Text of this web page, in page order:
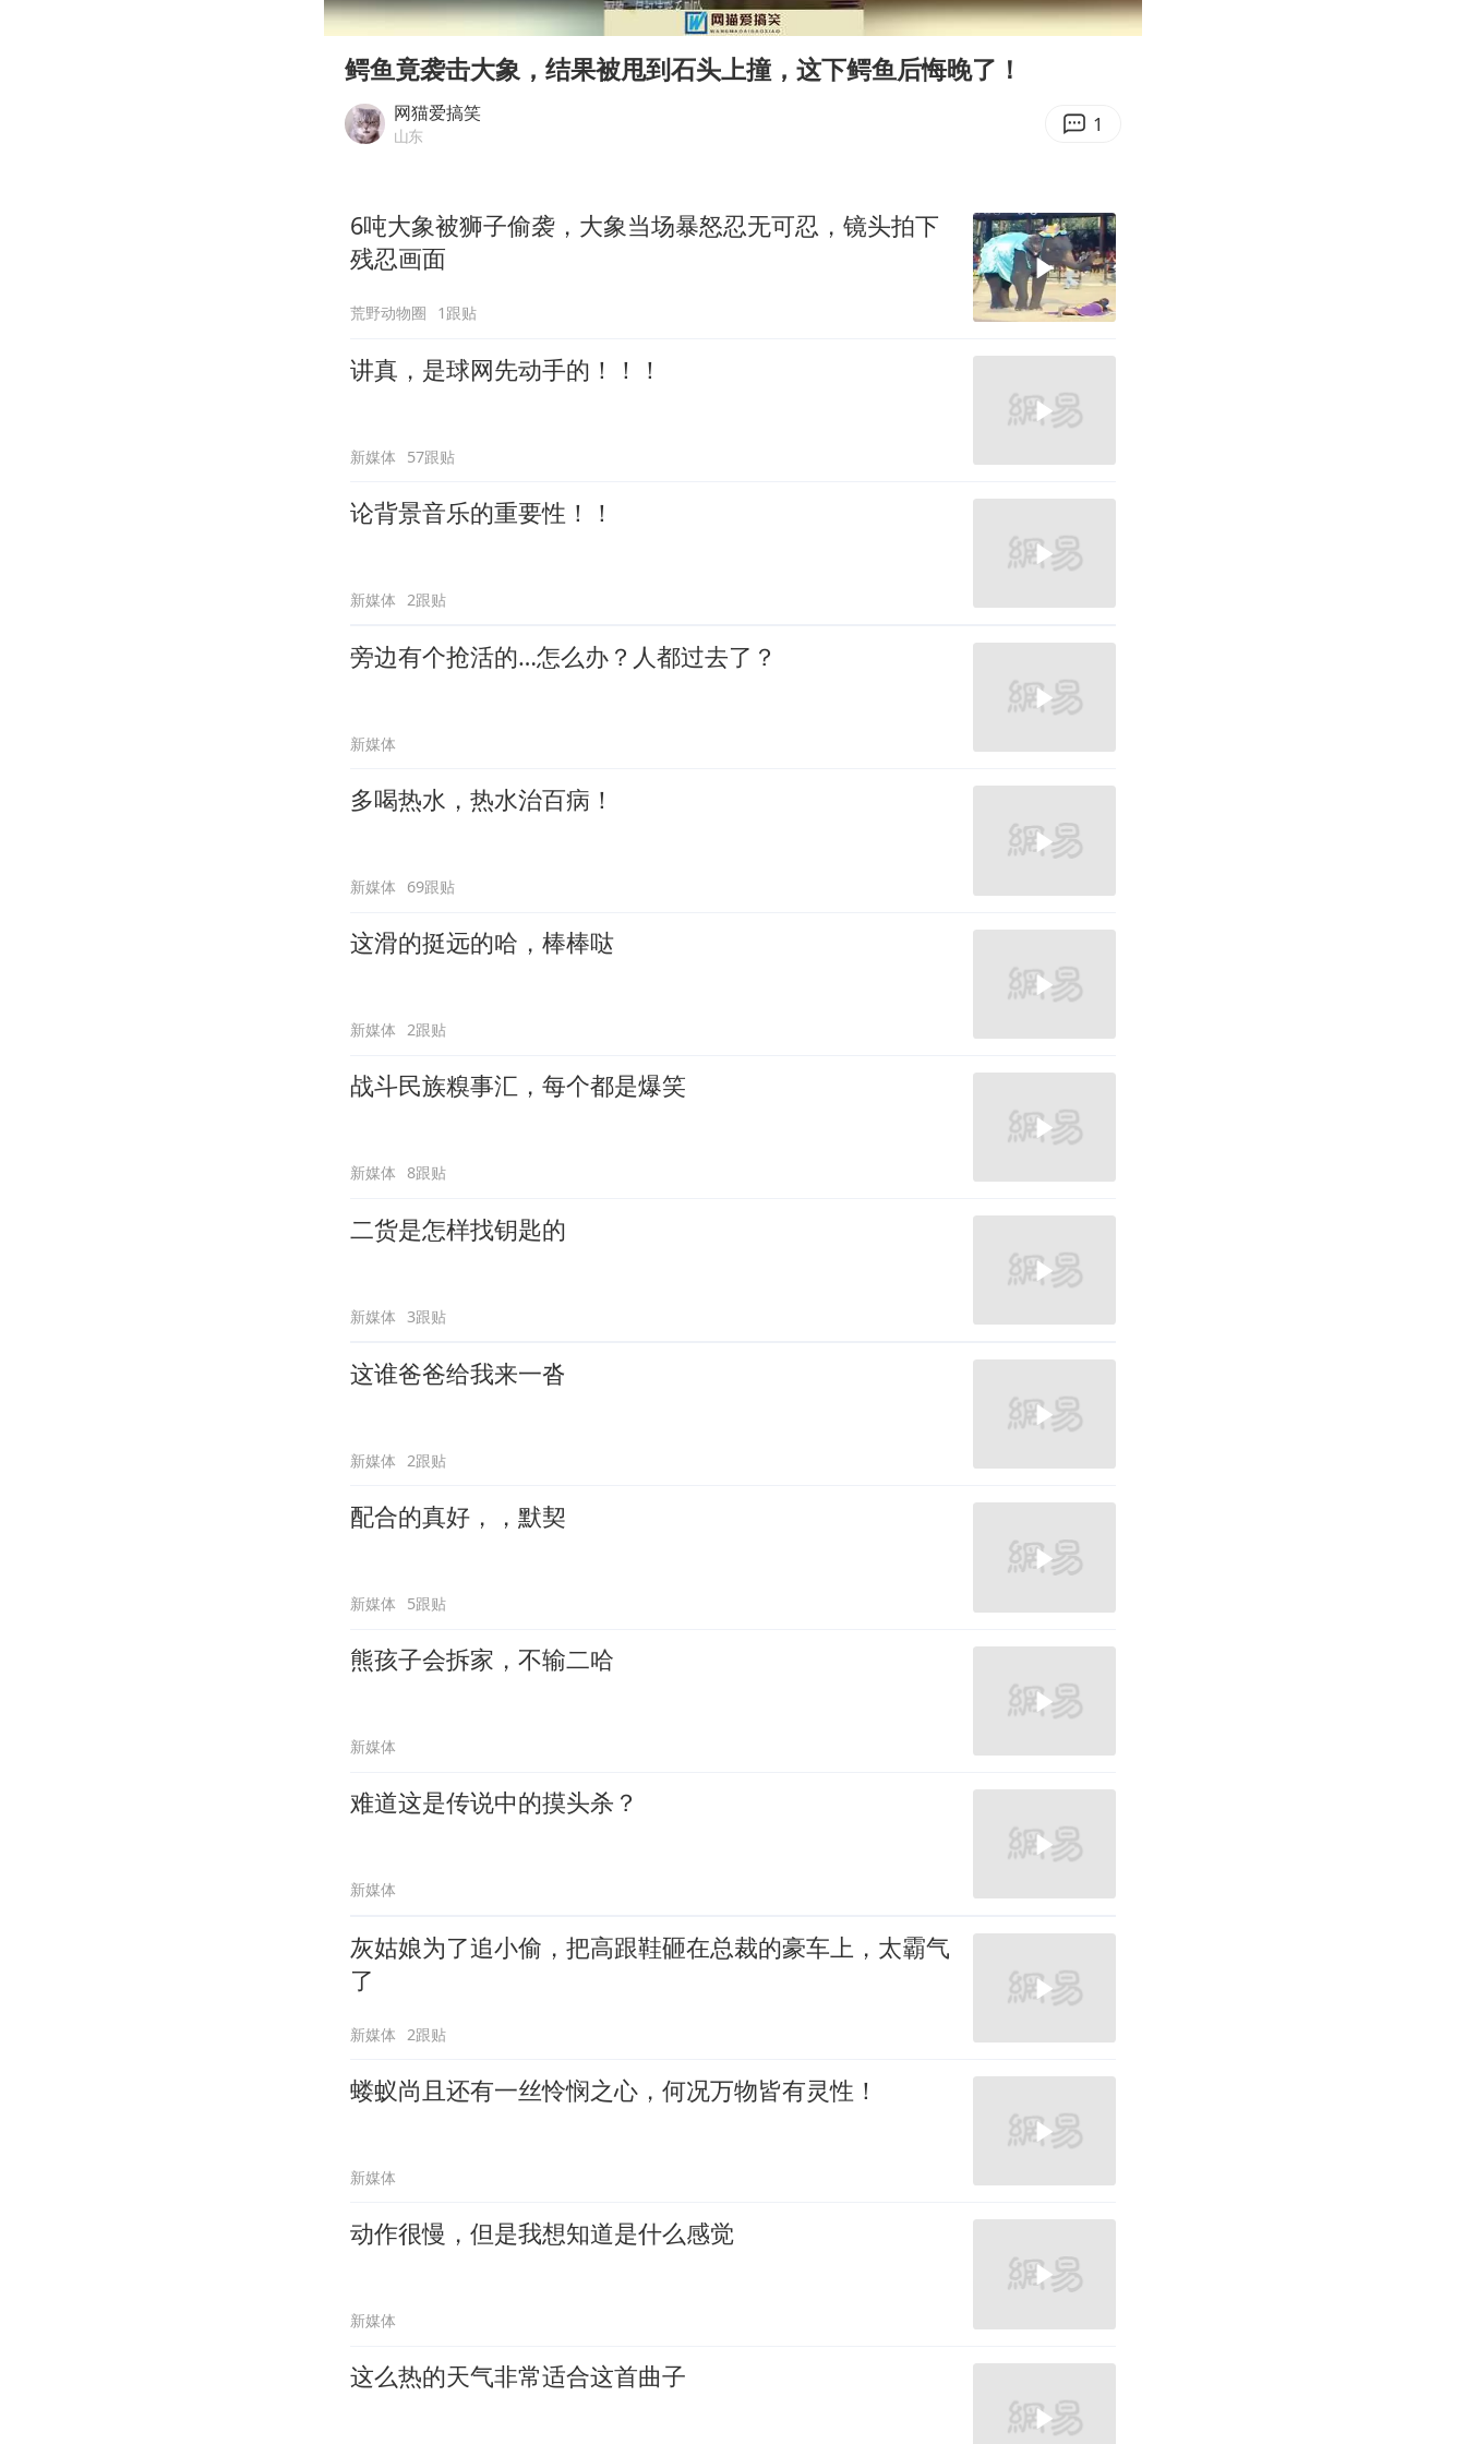
武契奇会见泽连斯基有何意图
“伊斯兰版北约”出现
构建更高水平的全民健身公共服务体系
00:00 00:10
Enter
鳄鱼竟袭击大象，结果被甩到石头上撞，这下鳄鱼后悔晚了！
网猫爱搞笑
山东 1
6吨大象被狮子偷袭，大象当场暴怒忍无可忍，镜头拍下
残忍画面
荒野动物圈 1跟贴
讲真，是球网先动手的！！！
新媒体 57跟贴
论背景音乐的重要性！！
新媒体 2跟贴
旁边有个抢活的…怎么办？人都过去了？
新媒体
多喝热水，热水治百病！
新媒体 69跟贴
这滑的挺远的哈，棒棒哒
新媒体 2跟贴
战斗民族糗事汇，每个都是爆笑
新媒体 8跟贴
二货是怎样找钥匙的
新媒体 3跟贴
这谁爸爸给我来一沓
新媒体 2跟贴
配合的真好，，默契
新媒体 5跟贴
熊孩子会拆家，不输二哈
新媒体
难道这是传说中的摸头杀？
新媒体
灰姑娘为了追小偷，把高跟鞋砸在总裁的豪车上，太霸气
了
新媒体 2跟贴
蝼蚁尚且还有一丝怜悯之心，何况万物皆有灵性！
新媒体
动作很慢，但是我想知道是什么感觉
新媒体
这么热的天气非常适合这首曲子